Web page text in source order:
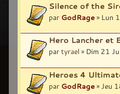
Silence of the
par GodRage» Lun
Hero Lancher et
partyrael» Dim 21
Heroes 4
par GodRage» Jeu